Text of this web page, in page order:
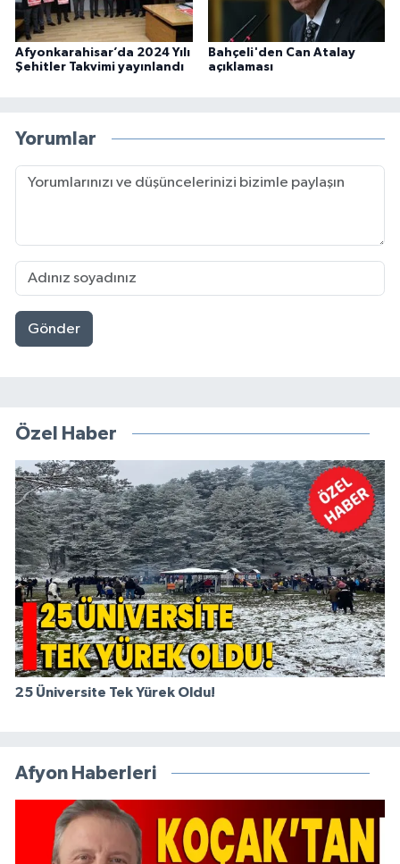
Afyonkarahisar’da 2024 Yılı
Şehitler Takvimi yayınlandı
Bahçeli'den Can Atalay
açıklaması
Yorumlar
Gönder
Özel Haber
25 Üniversite Tek Yürek Oldu!
Afyon Haberleri